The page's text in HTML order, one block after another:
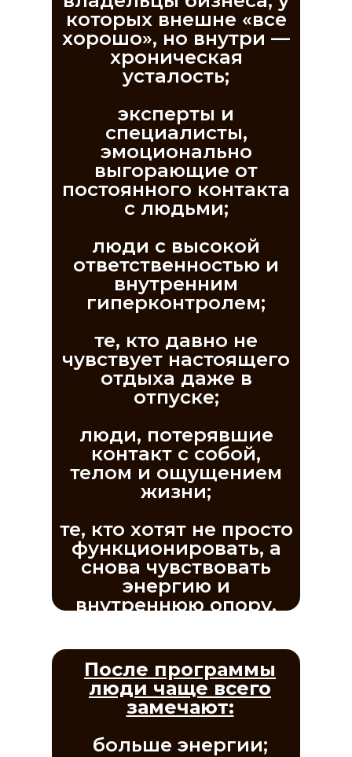
После программы
люди чаще всего
замечают:
больше энергии;
которых внешне «все
хорошо», но внутри —
хроническая
усталость;
эксперты и
специалисты,
эмоционально
выгорающие от
постоянного контакта
с людьми;
люди с высокой
ответственностью и
внутренним
гиперконтролем;
те, кто давно не
чувствует настоящего
отдыха даже в
отпуске;
люди, потерявшие
контакт с собой,
телом и ощущением
жизни;
те, кто хотят не просто
функционировать, а
снова чувствовать
энергию и
внутреннюю опору.